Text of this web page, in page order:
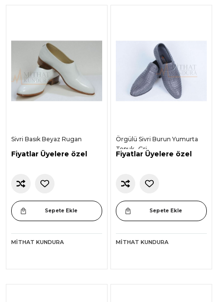
Sivri Basık Beyaz Rugan
Fiyatlar Üyelere özel
Sepete Ekle
MITHAT KUNDURA
Örgülü Sivri Burun Yumurta
Topuk -Gri-
Fiyatlar Üyelere özel
Sepete Ekle
MITHAT KUNDURA